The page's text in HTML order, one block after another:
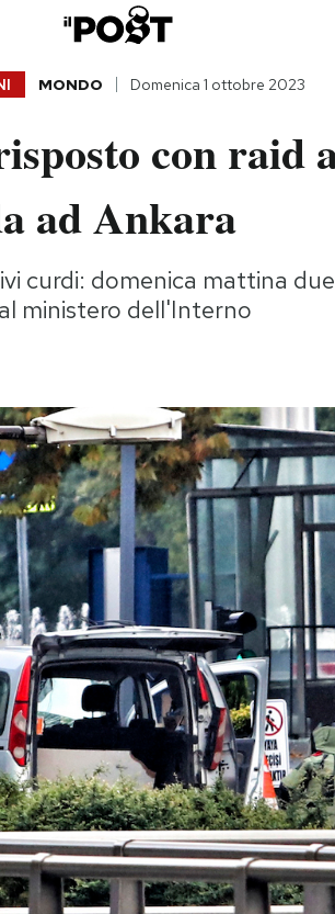
MONDO Domenica 1 ottobre 2023
con raid
ad Ankara
curdi: domenica mattina
ministero dell'Interno